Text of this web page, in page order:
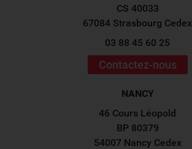
CS 40033
67084 Strasbourg Cedex
03 88 45 60 25
Contactez-nous
NANCY
46 Cours Léopold
BP 80379
54007 Nancy Cedex